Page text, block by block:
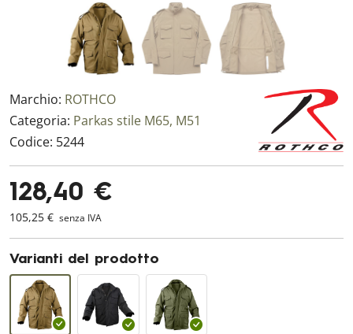
Marchio: ROTHCO
Categoria: Parkas stile M65, M51
Codice: 5244
128,40 €
105,25 € senza IVA
Varianti del prodotto